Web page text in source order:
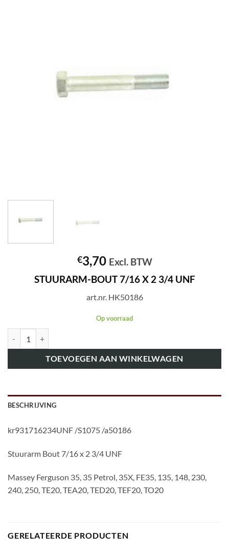
€3,70 Excl. BTW
STUURARM-BOUT 7/16 X 2 3/4 UNF
art.nr. HK50186
Op voorraad
TOEVOEGEN AAN WINKELWAGEN
BESCHRIJVING
kr931716234UNF /S1075 /a50186
Stuurarm Bout 7/16 x 2 3/4 UNF
Massey Ferguson 35, 35 Petrol, 35X, FE35, 135, 148, 230,
240, 250, TE20, TEA20, TED20, TEF20, TO20
GERELATEERDE PRODUCTEN